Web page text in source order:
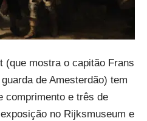
(que mostra o capitão Frans
de Amesterdão) tem
comprimento e três de
no Rijksmuseum e